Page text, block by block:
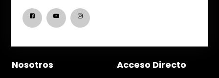
Nosotros Acceso Directo